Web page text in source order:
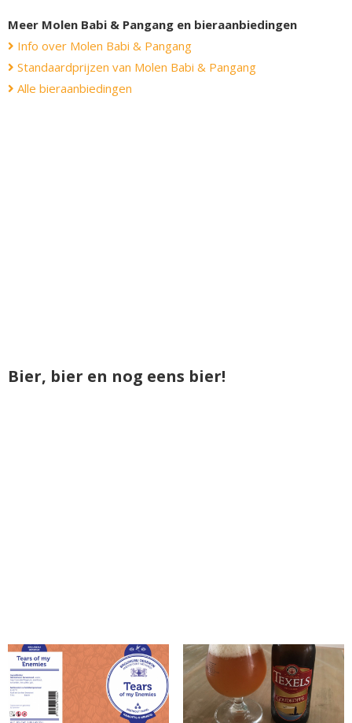
Meer Molen Babi & Pangang en bieraanbiedingen
Info over Molen Babi & Pangang
Standaardprijzen van Molen Babi & Pangang
Alle bieraanbiedingen
Bier, bier en nog eens bier!